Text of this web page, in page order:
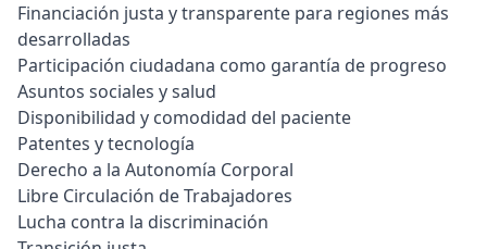
Financiación justa y transparente para regiones más
desarrolladas
Participación ciudadana como garantía de progreso
Asuntos sociales y salud
Disponibilidad y comodidad del paciente
Patentes y tecnología
Derecho a la Autonomía Corporal
Libre Circulación de Trabajadores
Lucha contra la discriminación